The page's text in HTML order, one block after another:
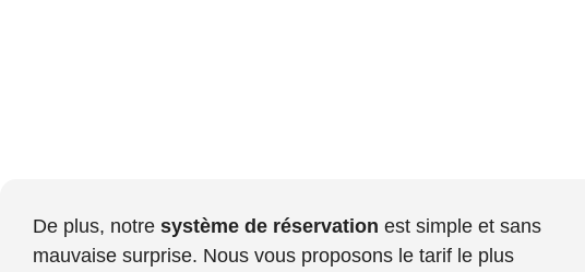
De plus, notre système de réservation est simple et sans
mauvaise surprise. Nous vous proposons le tarif le plus